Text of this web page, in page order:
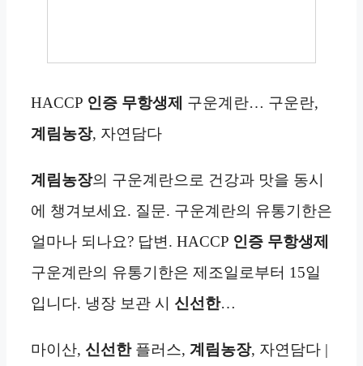
HACCP 인증 무항생제
구운계란… 구운란,
계림농장, 자연담다
계림농장의 구운계란으로 건강과 맛을 동시
에 챙겨보세요. 질문. 구운계란의 유통기한은
얼마나 되나요? 답변. HACCP 인증 무항생제
구운계란의 유통기한은 제조일로부터 15일
입니다. 냉장 보관 시 신선한…
마이산, 신선한플러스, 계림농장, 자연담다 |